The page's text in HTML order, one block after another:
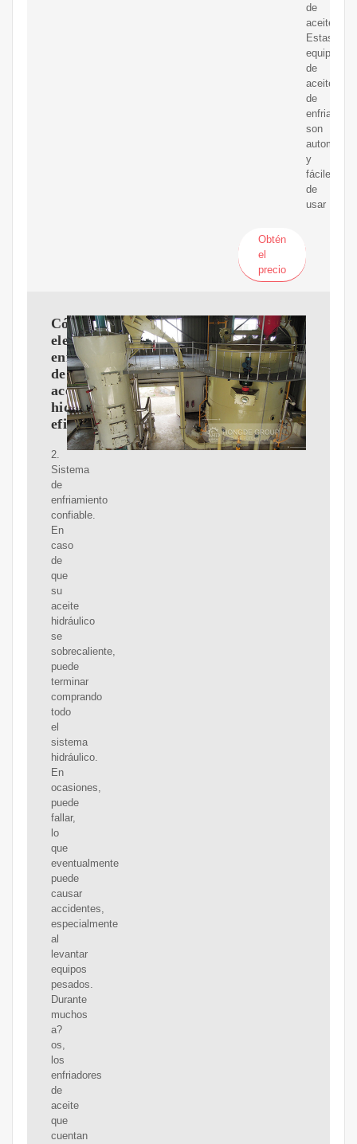
de
aceite.
Estas
equipos
de
aceite
de
son
y
fáciles
de
usar
Obtén
el
precio
Cómo
elegir
enfriadores
de
aceite
hidráulico
eficientes
2.
Sistema
de
enfriamiento
confiable.
En
caso
de
que
su
aceite
hidráulico
se
sobrecaliente,
puede
terminar
comprando
todo
el
sistema
hidráulico.
En
ocasiones,
puede
fallar,
lo
que
eventualmente
puede
causar
accidentes,
especialmente
al
levantar
equipos
pesados.
Durante
muchos
a?
os,
los
enfriadores
de
aceite
que
cuentan